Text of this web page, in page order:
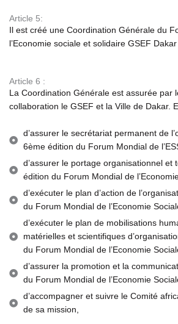
Article 5:
Il est créé une Coordination Générale du
l’Economie sociale et solidaire GSEF
Article 6 :
La Coordination Générale est assurée par
collaboration le GSEF et la Ville de Dakar.
d’assurer le secrétariat permanent de
6ème édition du Forum Mondial de
d’assurer le portage organisationnel et
édition du Forum Mondial de
d’exécuter le plan d’action de
du Forum Mondial de l’Economie
d’exécuter le plan de mobilisations
matérielles et scientifiques
du Forum Mondial de l’Economie
d’assurer la promotion et la
du Forum Mondial de l’Economie
d’accompagner et suivre le Comité
de sa mission,